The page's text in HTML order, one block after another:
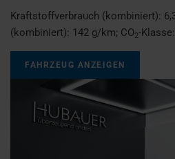
Kraftstoffverbrauch (kombiniert):
(kombiniert): 142 g/km; CO2-Klasse:
FAHRZEUG ANZEIGEN